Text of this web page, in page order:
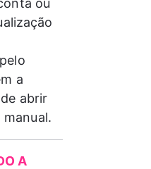
ou
a
abrir
manual.
A